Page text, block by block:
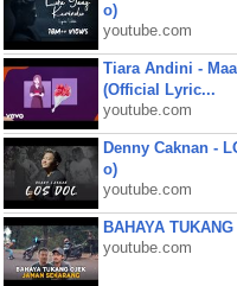
o)
youtube.com
Tiara Andini -
(Official Lyric...
youtube.com
Denny Caknan -
o)
youtube.com
BAHAYA
youtube.com